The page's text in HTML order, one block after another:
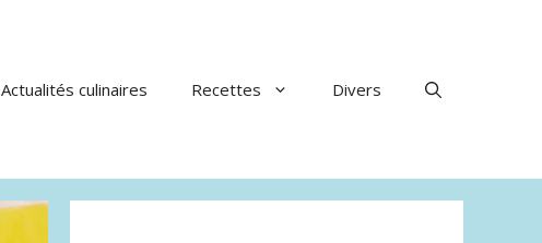
Actualités culinaires Recettes Divers